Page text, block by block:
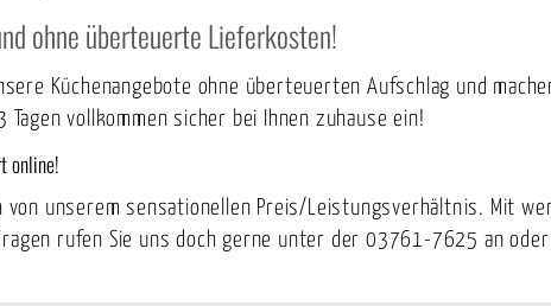
ohne überteuerte Lieferkosten!
Küchenangebote ohne überteuerten Aufschlag und
vollkommen sicher bei Ihnen zuhause ein!
online!
von unserem sensationellen Preis/Leistungsverhältnis. Mit
rufen Sie uns doch gerne unter der 03761-7625 an